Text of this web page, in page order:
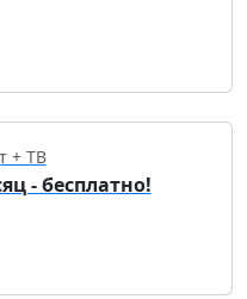
+ ТВ
- бесплатно!